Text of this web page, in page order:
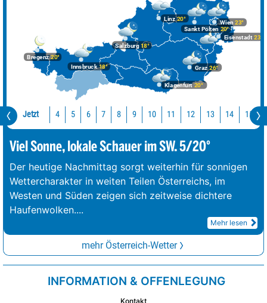
Bregenz20°
Graz26°
Innsbruck18°
Klagenfurt 20°
Linz20°
Salzburg18°
Wien 23°
Eisenstadt 23°
Sankt Pölten 20°
Jetzt 4 5 6 7 8 9 10 11 12 13 14 15
Viel Sonne, lokale Schauer im SW. 5/20°
Der heutige Nachmittag sorgt weiterhin für sonnigen
Wettercharakter in weiten Teilen Österreichs, im
Westen und Süden zeigen sich zeitweise dichtere
Haufenwolken....
Mehr lesen
mehr Österreich-Wetter
INFORMATION & OFFENLEGUNG
Kontakt